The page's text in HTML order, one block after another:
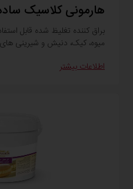
هارمونی کلاسیک
براق کننده تغلیظ شده قابل
میوه، کیک، دنیش و شیرینی های
اطلاعات بیشتر